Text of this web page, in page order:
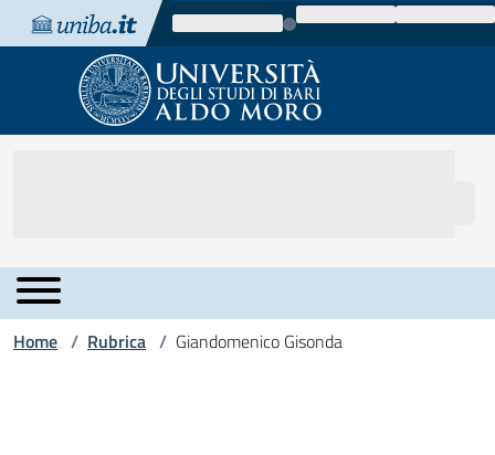
Vai al contenuto
Vai alla navigazione
Vai al footer
Home / Rubrica / Giandomenico Gisonda